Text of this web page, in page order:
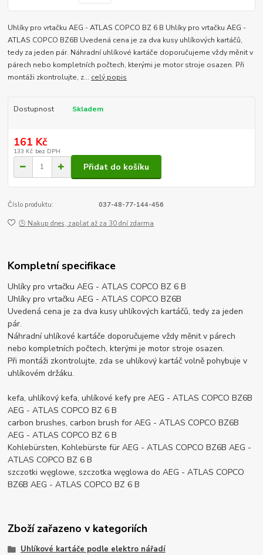
Uhlíky pro vrtačku AEG - ATLAS COPCO BZ 6 B Uhlíky pro vrtačku AEG -
ATLAS COPCO BZ6B Uvedená cena je za dva kusy uhlíkových kartáčů,
tedy za jeden pár. Náhradní uhlíkové kartáče doporučujeme vždy měnit v
párech nebo kompletních počtech, kterými je motor stroje osazen. Při
montáži zkontrolujte, z... celý popis
Dostupnost Skladem
161 Kč
133 Kč bez DPH
Přidat do košíku
Číslo produktu: 037-48-77-144-456
🕒 Nakup dnes, zaplať až za 30 dní zdarma
Kompletní specifikace
Uhlíky pro vrtačku AEG - ATLAS COPCO BZ 6 B
Uhlíky pro vrtačku AEG - ATLAS COPCO BZ6B
Uvedená cena je za dva kusy uhlíkových kartáčů, tedy za jeden
pár.
Náhradní uhlíkové kartáče doporučujeme vždy měnit v párech
nebo kompletních počtech, kterými je motor stroje osazen.
Při montáži zkontrolujte, zda se uhlíkový kartáč volně pohybuje v
uhlíkovém držáku.
kefa, uhlíkový kefa, uhlíkové kefy pre AEG - ATLAS COPCO BZ6B
AEG - ATLAS COPCO BZ 6 B
carbon brushes, carbon brush for AEG - ATLAS COPCO BZ6B
AEG - ATLAS COPCO BZ 6 B
Kohlebürsten, Kohlebürste für AEG - ATLAS COPCO BZ6B AEG -
ATLAS COPCO BZ 6 B
szczotki węglowe, szczotka węglowa do AEG - ATLAS COPCO
BZ6B AEG - ATLAS COPCO BZ 6 B
Zboží zařazeno v kategoriích
Uhlíkové kartáče podle elektro nářadí